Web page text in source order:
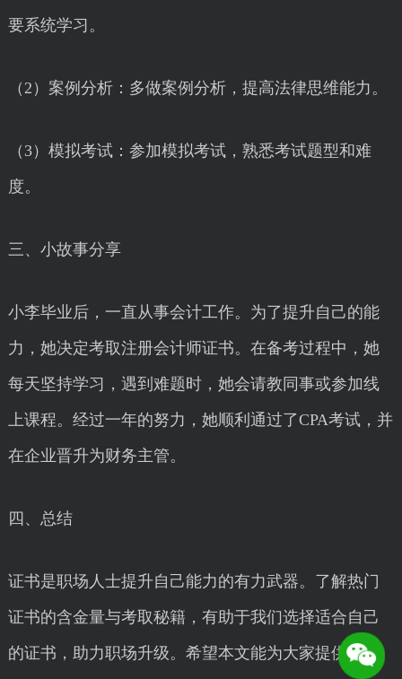
要系统学习。
（2）案例分析：多做案例分析，提高法律思维能力。
（3）模拟考试：参加模拟考试，熟悉考试题型和难
度。
三、小故事分享
小李毕业后，一直从事会计工作。为了提升自己的能
力，她决定考取注册会计师证书。在备考过程中，她
每天坚持学习，遇到难题时，她会请教同事或参加线
上课程。经过一年的努力，她顺利通过了CPA考试，并
在企业晋升为财务主管。
四、总结
证书是职场人士提升自己能力的有力武器。了解热门
证书的含金量与考取秘籍，有助于我们选择适合自己
的证书，助力职场升级。希望本文能为大家提供一些